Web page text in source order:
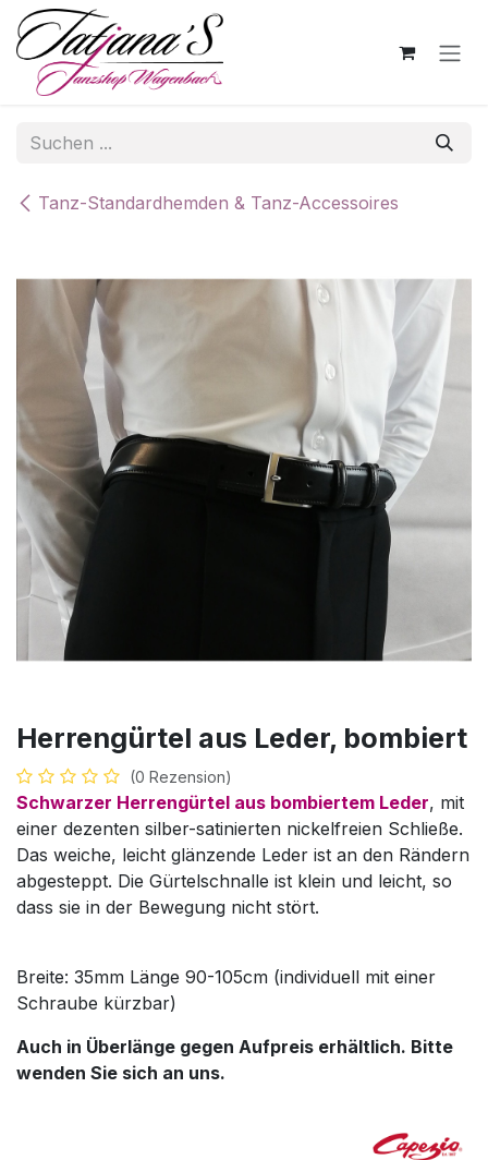
Zum Inhalt springen
Tanz-Standardhemden & Tanz-Accessoires
Herrengürtel aus Leder, bombiert
(0 Rezension)
Schwarzer Herrengürtel aus bombiertem Leder, mit
einer dezenten silber-satinierten nickelfreien Schließe.
Das weiche, leicht glänzende Leder ist an den Rändern
abgesteppt. Die Gürtelschnalle ist klein und leicht, so
dass sie in der Bewegung nicht stört.
Breite: 35mm Länge 90-105cm (individuell mit einer
Schraube kürzbar)
Auch in Überlänge gegen Aufpreis erhältlich. Bitte
wenden Sie sich an uns.